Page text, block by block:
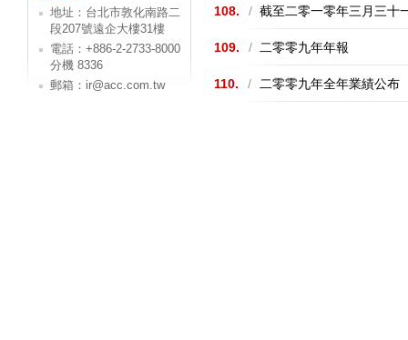
地址：台北市敦化南路二
段207號遠企大樓31樓
電話：+886-2-2733-8000
分機 8336
郵箱：ir@acc.com.tw
108. / 截至二零一零年三月三十
109. / 二零零九年年報
110. / 二零零九年全年業績公布